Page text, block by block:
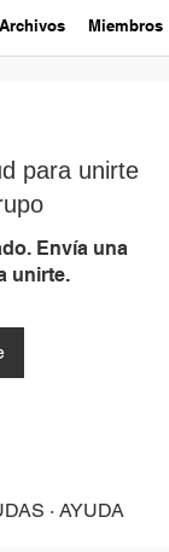
Archivos Miembros
para unirte
Envía una
unirte.
· AYUDA